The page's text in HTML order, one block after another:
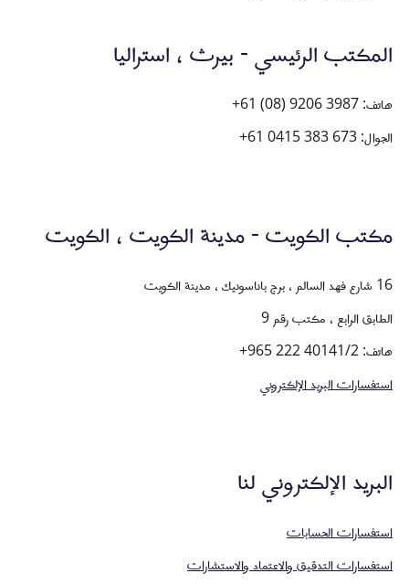
المكتب الرئيسي - بيرث ، استراليا
هاتف: +61 (08) 9206 3987
الجوال: +61 0415 383 673
مكتب الكويت - مدينة الكويت ، الكويت
16 شارع فهد السالم ، برج باناسونيك ، مدينة الكويت
الطابق الرابع ، مكتب رقم 9
هاتف: +965 222 40141/2
استفسارات البريد الإلكتروني
البريد الإلكتروني لنا
استفسارات الحسابات
استفسارات التدقيق والاعتماد والاستشارات